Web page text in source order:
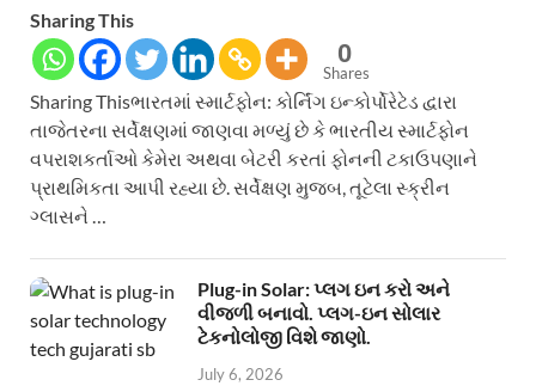
Sharing This
0
Shares
Sharing Thisભારતમાં સ્માર્ટફોન: કોર્નિંગ ઇન્કોર્પોરેટેડ દ્વારા
તાજેતરના સર્વેક્ષણમાં જાણવા મળ્યું છે કે ભારતીય સ્માર્ટફોન
વપરાશકર્તાઓ કેમેરા અથવા બેટરી કરતાં ફોનની ટકાઉપણાને
પ્રાથમિકતા આપી રહ્યા છે. સર્વેક્ષણ મુજબ, તૂટેલા સ્ક્રીન
ગ્લાસને …
Plug-in Solar: પ્લગ ઇન કરો અને
વીજળી બનાવો. પ્લગ-ઇન સોલાર
ટેકનોલોજી વિશે જાણો.
July 6, 2026